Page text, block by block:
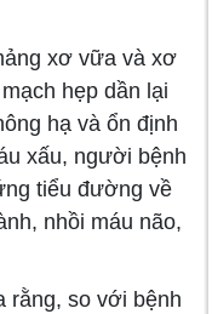
xơ vữa và xơ
hẹp dần lại
hạ và ổn định
xấu, người bệnh
tiểu đường về
nhồi máu não,
rằng, so với bệnh